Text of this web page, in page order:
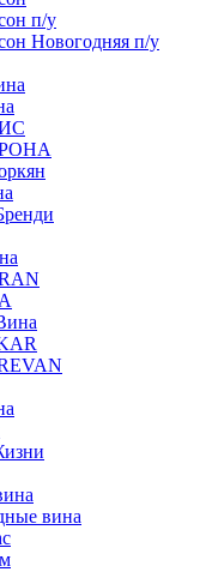
п/у
Новогодняя п/у
вина